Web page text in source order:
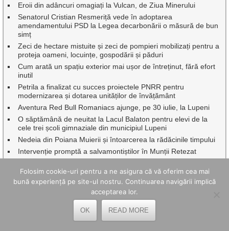
Eroii din adâncuri omagiați la Vulcan, de Ziua Minerului
Senatorul Cristian Resmeriță vede în adoptarea
amendamentului PSD la Legea decarbonării o măsură de bun
simț
Zeci de hectare mistuite și zeci de pompieri mobilizați pentru a
proteja oameni, locuințe, gospodării și păduri
Cum arată un spațiu exterior mai ușor de întreținut, fără efort
inutil
Petrila a finalizat cu succes proiectele PNRR pentru
modernizarea și dotarea unităților de învățământ
Aventura Red Bull Romaniacs ajunge, pe 30 iulie, la Lupeni
O săptămână de neuitat la Lacul Balaton pentru elevi de la
cele trei școli gimnaziale din municipiul Lupeni
Nedeia din Poiana Muierii și întoarcerea la rădăcinile timpului
Intervenție promptă a salvamontiștilor în Munții Retezat
”Hunedoreni de succes”, ediția 2026
Caravana TIFF a transformat Mina Petrila în cinema în aer
Folosim cookie-uri pentru a ne asigura că vă oferim cea mai
bună experiență pe site-ul nostru. Continuarea navigării implică
acceptarea lor.
OK READ MORE